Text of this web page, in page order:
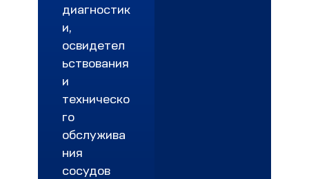
диагностик
и,
освидетел
ьствования
и
техническо
го
обслужива
ния
сосудов